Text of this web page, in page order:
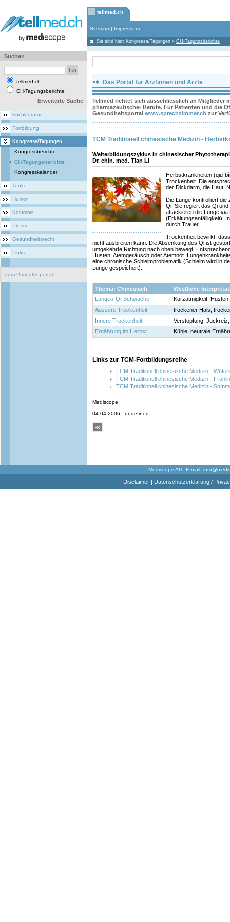
tellmed.ch
Sitemap | Impressum
Sie sind hier: Kongresse/Tagungen » CH-Tagungsberichte
Suchen
tellmed.ch
CH-Tagungsberichte
Erweiterte Suche
Fachliteratur
Fortbildung
Kongresse/Tagungen
Kongressberichte
CH-Tagungsberichte
Kongresskalender
Tools
Humor
Kolumne
Presse
Gesundheitsrecht
Links
Zum Patientenportal
Das Portal für Ärztinnen und Ärzte
Tellmed richtet sich ausschliesslich an Mitglieder
pharmazeutischer Berufe. Für Patienten und die
Gesundheitsportal www.sprechzimmer.ch zur
TCM Traditionell chinesische Medizin -
Weiterbildungszyklus in chinesischer
Dr. chin. med. Tian Li
Herbstkrankheiten (qiū-
Trockenheit. Die
der Dickdarm, die Haut,
Die Lunge kontrolliert die
Qi. Sie regiert das Qi
attackieren die Lunge via
(Erkältungsanfälligkeit).
durch Trauer.
Trockenheit bewirkt,
nicht ausbreiten kann. Die Absenkung des Qi ist
umgekehrte Richtung nach oben bewegt.
Husten, Atemgeräusch oder Atemnot.
eine chronische Schleimproblematik (Schleim wird in
Lunge gespeichert).
Thema: Chinesisch
Westliche
Lungen-Qi-Schwäche
Kurzatmigkeit,
Äussere Trockenheit
trockener Hals,
Innere Trockenheit
Verstopfung,
Ernährung im Herbst
Kühle, neutrale
Links zur TCM-Fortbildungsreihe
TCM Traditionell chinesische Medizin -
TCM Traditionell chinesische Medizin -
TCM Traditionell chinesische Medizin -
Mediscope
04.04.2006 - undefined
Mediscope AG E-mail:
Disclaimer| Datenschutzerklärung /